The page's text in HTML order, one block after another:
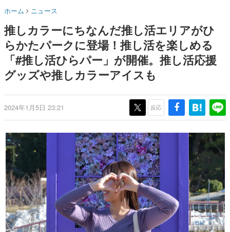
名作ゲームクリエイターの方々に製作時のエピソードをお
きます。
赫本
この物語を解いてはいけない。『赫本』は、〈試験問題〉
の形をした短編ホラー小説集です。
これからのデジタルゲーム市場を担う若きクリエイター達
の姿を追い、彼らのルーツと情熱を探っていきます。
ゲームに多大な影響を受けた作家さんに取材し、ゲームが
日本のコンテンツ産業やカルチャーに与えた影響を探る企
画です。
日本モバイルゲーム産業史
日本のモバイルゲーム史における主要なトピック・タイト
ルを網羅するほか、開発者へのインタビューや識者による
解説を掲載。約20年の歴史が一望できる決定版！
若ゲのいたり〜ゲームクリエイターの青春〜
『うつヌケ』『ペンと箸』等で知られるマンガ家・田中圭
一先生によるゲーム業界レポートマンガです。
ークやジオン公国軍のエンブレ
ホーム ニュース
推しカラーにちなんだ推し活エリアがひ
らかたパークに登場！推し活を楽しめる
「#推し活ひらパー」が開催。推し活応援
グッズや推しカラーアイスも
2024年1月5日 23:21 反応